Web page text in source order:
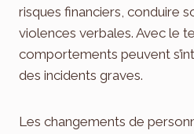
risques financiers, conduire
violences verbales. Avec le
comportements peuvent
des incidents graves.
Les changements de